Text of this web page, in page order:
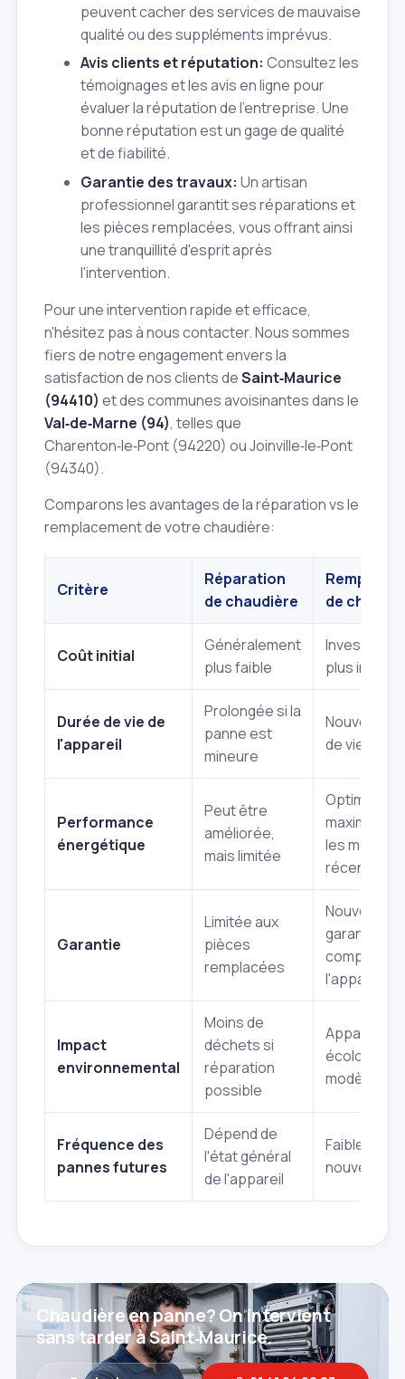
peuvent cacher des services de mauvaise
qualité ou des suppléments imprévus.
Avis clients et réputation: Consultez les
témoignages et les avis en ligne pour
évaluer la réputation de l'entreprise. Une
bonne réputation est un gage de qualité
et de fiabilité.
Garantie des travaux: Un artisan
professionnel garantit ses réparations et
les pièces remplacées, vous offrant ainsi
une tranquillité d'esprit après
l'intervention.
Pour une intervention rapide et efficace,
n'hésitez pas à nous contacter. Nous sommes
fiers de notre engagement envers la
satisfaction de nos clients deSaint‑Maurice
(94410) et des communes avoisinantes dans le
Val‑de‑Marne (94), telles que
Charenton‑le‑Pont (94220) ou Joinville‑le‑Pont
(94340).
Comparons les avantages de la réparation vs le
remplacement de votre chaudière:
Critère
Réparation
de chaudière
de
Coût initial
Généralement
plus faible
plus
Durée de vie de
l'appareil
Prolongée si la
panne est
mineure
Nouvelle
de vie
Performance
énergétique
Peut être
améliorée,
mais limitée
maximale
les modèles
récents
Garantie
Limitée aux
pièces
remplacées
Nouvelle
garantie
complète
l'appareil
Impact
environnemental
Moins de
déchets si
réparation
possible
Appareil
écologique
modèle
Fréquence des
pannes futures
Dépend de
l'état général
de l'appareil
Faible sur
nouvel
Chaudière en panne? On intervient
sans tarder à Saint‑Maurice.